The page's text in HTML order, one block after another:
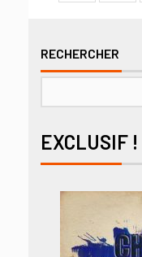
RECHERCHER
EXCLUSIF !